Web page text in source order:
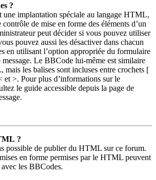
?
une implantation spéciale au langage HTML,
de mise en forme des éléments d’un
peut décider si vous pouvez utiliser
pouvez aussi les désactiver dans chacun
en utilisant l’option appropriée du formulaire
message. Le BBCode lui-même est similaire
les balises sont incluses entre crochets [
et >. Pour plus d’informations sur le
le guide accessible depuis la page de
?
possible de publier du HTML sur ce forum.
en forme permises par le HTML peuvent
les BBCodes.